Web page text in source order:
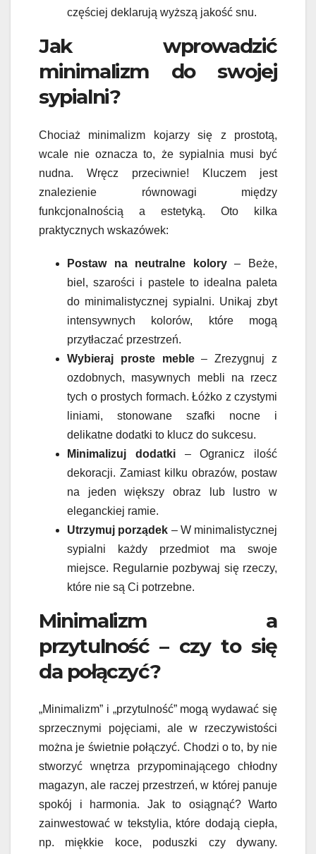
częściej deklarują wyższą jakość snu.
Jak wprowadzić
minimalizm do swojej
sypialni?
Chociaż minimalizm kojarzy się z prostotą,
wcale nie oznacza to, że sypialnia musi być
nudna. Wręcz przeciwnie! Kluczem jest
znalezienie równowagi między
funkcjonalnością a estetyką. Oto kilka
praktycznych wskazówek:
Postaw na neutralne kolory– Beże,
biel, szarości i pastele to idealna paleta
do minimalistycznej sypialni. Unikaj zbyt
intensywnych kolorów, które mogą
przytłaczać przestrzeń.
Wybieraj proste meble– Zrezygnuj z
ozdobnych, masywnych mebli na rzecz
tych o prostych formach. Łóżko z czystymi
liniami, stonowane szafki nocne i
delikatne dodatki to klucz do sukcesu.
Minimalizuj dodatki– Ogranicz ilość
dekoracji. Zamiast kilku obrazów, postaw
na jeden większy obraz lub lustro w
eleganckiej ramie.
Utrzymuj porządek – W minimalistycznej
sypialni każdy przedmiot ma swoje
miejsce. Regularnie pozbywaj się rzeczy,
które nie są Ci potrzebne.
Minimalizm a
przytulność – czy to się
da połączyć?
„Minimalizm” i „przytulność” mogą wydawać się
sprzecznymi pojęciami, ale w rzeczywistości
można je świetnie połączyć. Chodzi o to, by nie
stworzyć wnętrza przypominającego chłodny
magazyn, ale raczej przestrzeń, w której panuje
spokój i harmonia. Jak to osiągnąć? Warto
zainwestować w tekstylia, które dodają ciepła,
np. miękkie koce, poduszki czy dywany.